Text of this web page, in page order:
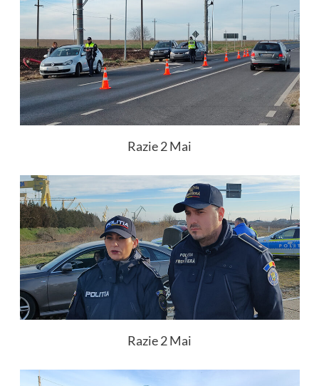
Razie 2 Mai
Razie 2 Mai